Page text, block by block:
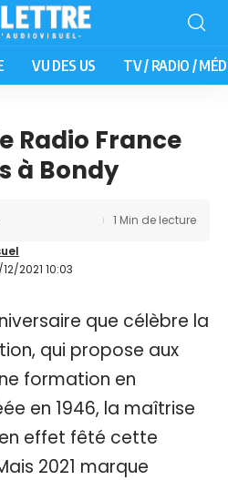
VU DES US TV / RADIO /
Radio France
à Bondy
2021 10:03
1 Min de lecture
que célèbre la
qui propose aux
formation en
en 1946, la maîtrise
effet fêté cette
2021 marque